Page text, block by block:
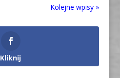
Kolejne wpisy »
Kliknij